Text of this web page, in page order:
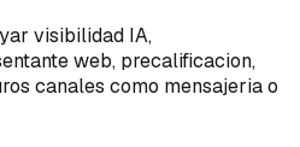
visibilidad IA,
web, precalificacion,
canales como mensajeria o